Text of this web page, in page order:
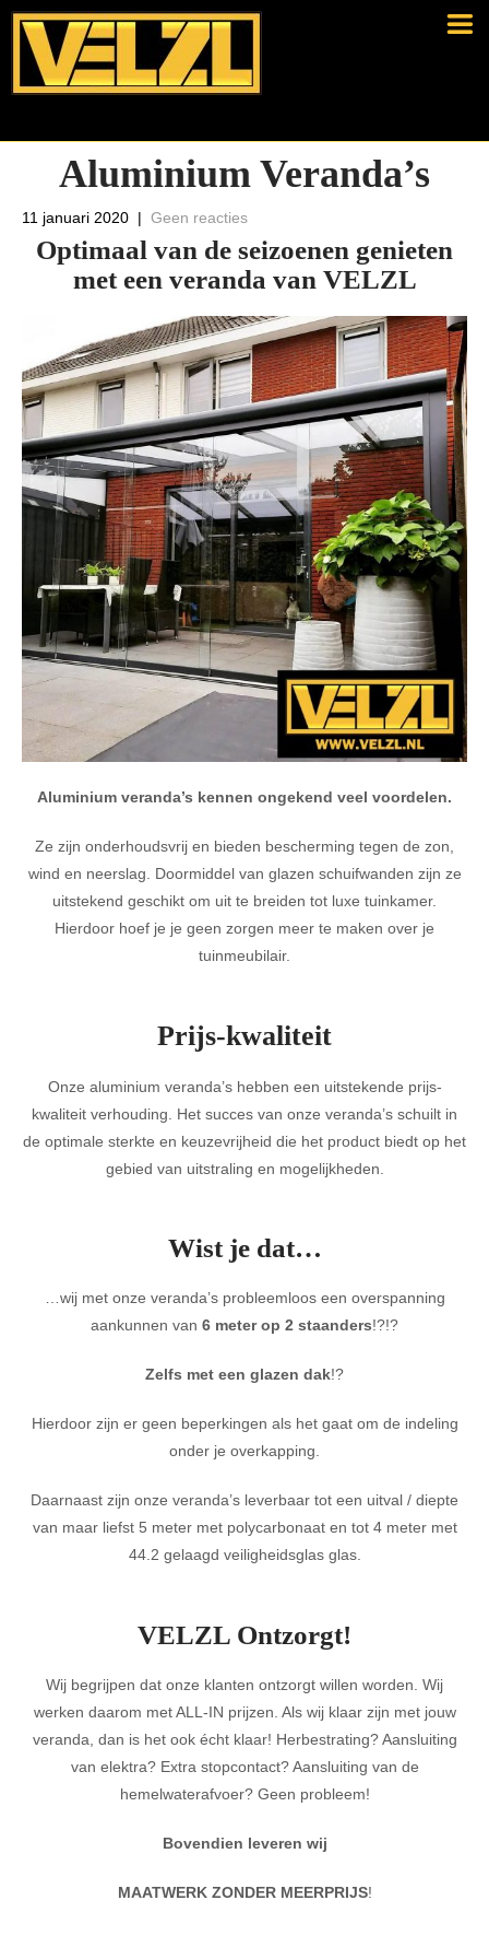
Aluminium Veranda’s
11 januari 2020 | Geen reacties
Optimaal van de seizoenen genieten
met een veranda van VELZL
Aluminium veranda’s kennen ongekend veel voordelen.
Ze zijn onderhoudsvrij en bieden bescherming tegen de zon,
wind en neerslag. Doormiddel van glazen schuifwanden zijn ze
uitstekend geschikt om uit te breiden tot luxe tuinkamer.
Hierdoor hoef je je geen zorgen meer te maken over je
tuinmeubilair.
Prijs-kwaliteit
Onze aluminium veranda’s hebben een uitstekende prijs-
kwaliteit verhouding. Het succes van onze veranda’s schuilt in
de optimale sterkte en keuzevrijheid die het product biedt op het
gebied van uitstraling en mogelijkheden.
Wist je dat…
…wij met onze veranda’s probleemloos een overspanning
aankunnen van 6 meter op 2 staanders!?!?
Zelfs met een glazen dak!?
Hierdoor zijn er geen beperkingen als het gaat om de indeling
onder je overkapping.
Daarnaast zijn onze veranda’s leverbaar tot een uitval / diepte
van maar liefst 5 meter met polycarbonaat en tot 4 meter met
44.2 gelaagd veiligheidsglas glas.
VELZL Ontzorgt!
Wij begrijpen dat onze klanten ontzorgt willen worden. Wij
werken daarom met ALL-IN prijzen. Als wij klaar zijn met jouw
veranda, dan is het ook écht klaar! Herbestrating? Aansluiting
van elektra? Extra stopcontact? Aansluiting van de
hemelwaterafvoer? Geen probleem!
Bovendien leveren wij
MAATWERK ZONDER MEERPRIJS!